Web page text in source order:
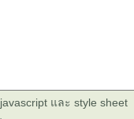
และ style sheet